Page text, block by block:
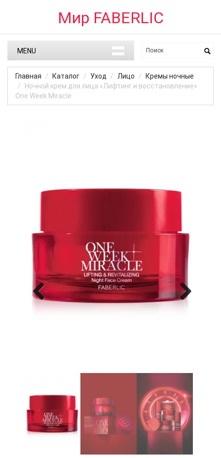
Мир FABERLIC
MENU
Главная Каталог Уход Лицо
Кремы ночные
Ночной крем для лица «Лифтинг и восстановление»
One Week Miracle